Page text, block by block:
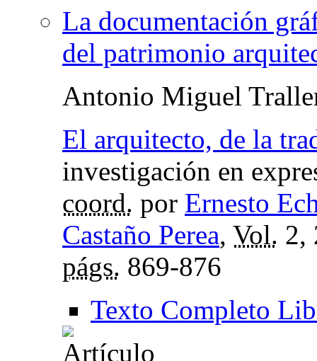
La documentación
del patrimonio
Antonio Miguel
El arquitecto, de la
investigación en
coord. por Ernesto
Castaño Perea, Vol. 2,
págs. 869-876
Texto Completo